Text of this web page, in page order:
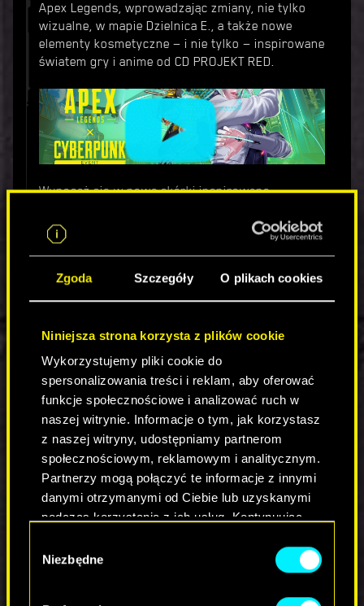
Zgoda Szczegóły O plikach cookies
Niniejsza strona korzysta z plików cookie
Wykorzystujemy pliki cookie do
spersonalizowania treści i reklam, aby oferować
funkcje społecznościowe i analizować ruch w
naszej witrynie. Informacje o tym, jak korzystasz
z naszej witryny, udostępniamy partnerom
społecznościowym, reklamowym i analitycznym.
Partnerzy mogą połączyć te informacje z innymi
danymi otrzymanymi od Ciebie lub uzyskanymi
podczas korzystania z ich usług. Kontynuując
używanie plików cookie.
zgody
Niezbędne
Apex Legends, wprowadzając zmiany, nie tylko
wizualne, w mapie Dzielnica E., a także nowe
elementy kosmetyczne — i nie tylko — inspirowane
światem gry i anime od CD PROJEKT RED.
Wyposaż się w nowe skórki inspirowane
neonami Night City i oblepionej billboardami
korporacji Dzielnicy E. Ograj przeciwników
Blackwall do granic możliwości i nie daj się
pochłonąć cyberpsychozie.
Pojawi się również Skippy! Ikoniczna spluwa z
mityczny Alternator, działający w dwóch dobrze
znanych trybach: "Pseudo-pacyfista" oraz
"Bezduszny morderca". Powraca również jego
niepoprawny humor, więc przygotujcie się, że nie
raz usłyszycie jak komentuje rozgrywkę (i
przypomina Ci, jakim jesteś potworem).
Zobacz oficjalny zwiastun wydarzenia Apex
Legends x Cyberpunk jako przedsmak tego, co już
Entertainment. Więcej informacji o wydarzeniu
znajdziesz również
na oficjalnym blogu Apex